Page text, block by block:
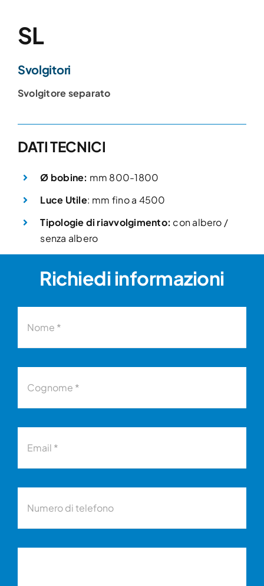
SL
Svolgitori
Svolgitore separato
DATI TECNICI
Ø bobine: mm 800-1800
Luce Utile: mm fino a 4500
Tipologie di riavvolgimento: con albero /
senza albero
Richiedi informazioni